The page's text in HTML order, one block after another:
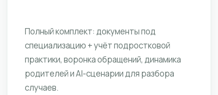
Полный комплект: документы под
специализацию + учёт подростковой
практики, воронка обращений, динамика
родителей и AI-сценарии для разбора
случаев.